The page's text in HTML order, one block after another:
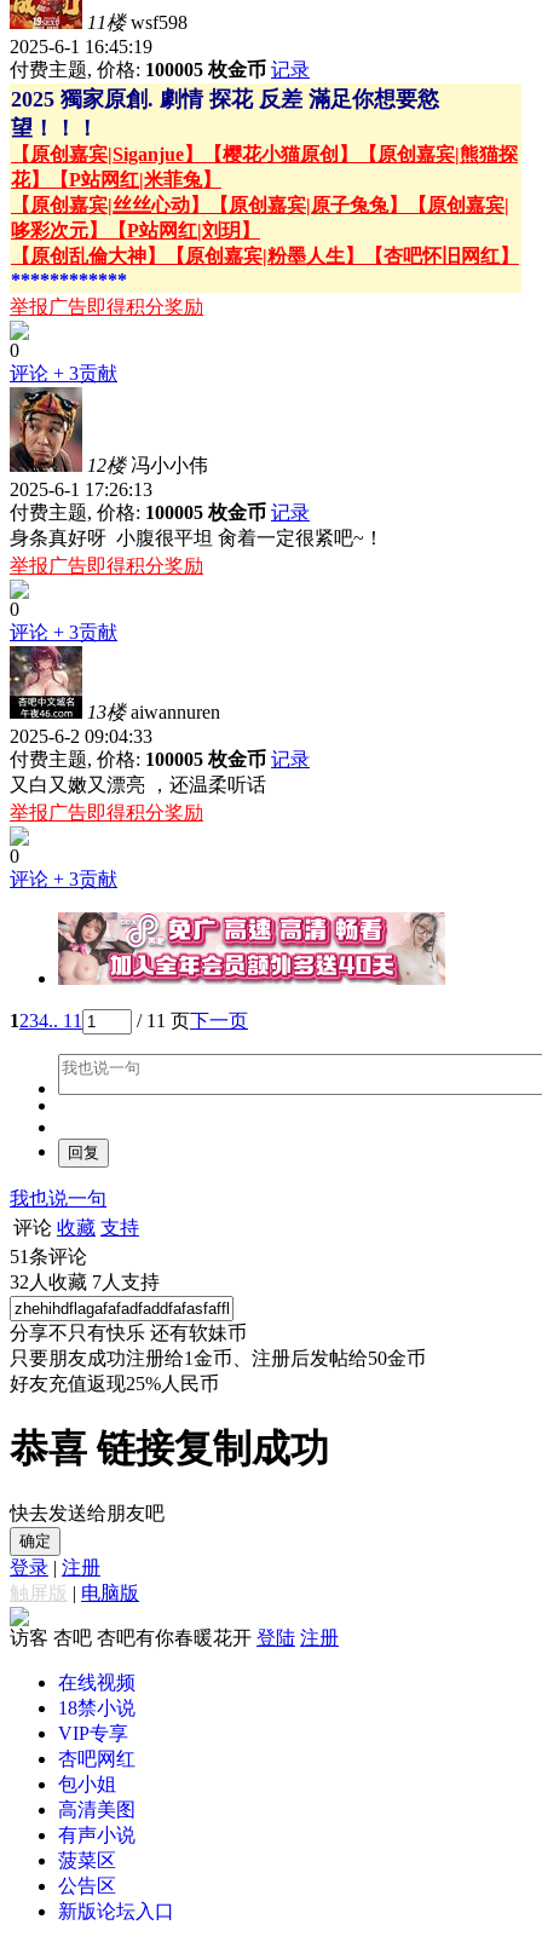
11楼 wsf598
2025-6-1 16:45:19
付费主题, 价格: 100005 枚金币 记录
2025 獨家原創. 劇情 探花 反差 滿足你想要慾
望！！！
【原创嘉宾|Siganjue】 【樱花小猫原创】
【原创嘉宾|熊猫探
花】
【P站网红|米菲兔】
【原创嘉宾|丝丝心动】
【原创嘉宾|原子兔兔】
【原创嘉宾|
哆彩次元】
【P站网红|刘玥】
【原创乱倫大神】
【原创嘉宾|粉墨人生】
【杏吧怀旧网红】
************
举报广告即得积分奖励
0
评论 + 3贡献
12楼 冯小小伟
2025-6-1 17:26:13
付费主题, 价格: 100005 枚金币 记录
身条真好呀 小腹很平坦 肏着一定很紧吧~！
举报广告即得积分奖励
0
评论 + 3贡献
13楼 aiwannuren
2025-6-2 09:04:33
付费主题, 价格: 100005 枚金币 记录
又白又嫩又漂亮 ，还温柔听话
举报广告即得积分奖励
0
评论 + 3贡献
1234.. 11 / 11 页下一页
我也说一句
评论 收藏 支持
51条评论
32 人收藏 7人支持
分享不只有快乐 还有软妹币
只要朋友成功注册给1金币、注册后发帖给50金币
好友充值返现25%人民币
恭喜 链接复制成功
快去发送给朋友吧
确定
登录 | 注册
触屏版 | 电脑版
访客 杏吧 杏吧有你春暖花开 登陆 注册
在线视频
18禁小说
VIP专享
杏吧网红
包小姐
高清美图
有声小说
菠菜区
公告区
新版论坛入口